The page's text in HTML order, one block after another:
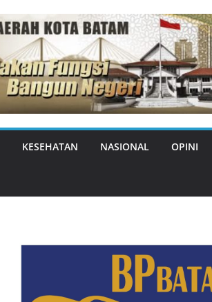
KESEHATAN NASIONAL OPINI